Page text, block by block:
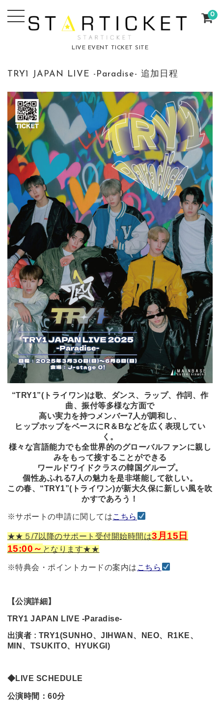
LIVE EVENT TICKET SITE
0
TRY1 JAPAN LIVE -Paradise- 追加日程
“TRY1”(トライワン)は歌、ダンス、ラップ、作詞、作
曲、振付等多様な方面で
高い実力を持つメンバー7人が調和し、
ヒップホップをベースにR＆Bなどを広く表現してい
く。
様々な言語能力でも全世界的のグローバルファンに親し
みをもって接することができる
ワールドワイドクラスの韓国グループ。
個性あふれる7人の魅力を是非堪能して欲しい。
この春、“TRY1”(トライワン)が新大久保に新しい風を吹
かすであろう！
※サポートの申請に関してはこちら
★★５/7以降のサポート受付開始時間は3月15日
15:00～ となります★★
※特典会・ポイントカードの案内は こちら
【公演詳細】
TRY1 JAPAN LIVE -Paradise-
出演者 : TRY1(SUNHO、JIHWAN、NEO、R1KE、
MIN、TSUKITO、HYUKGI)
◆LIVE SCHEDULE
公演時間：60分